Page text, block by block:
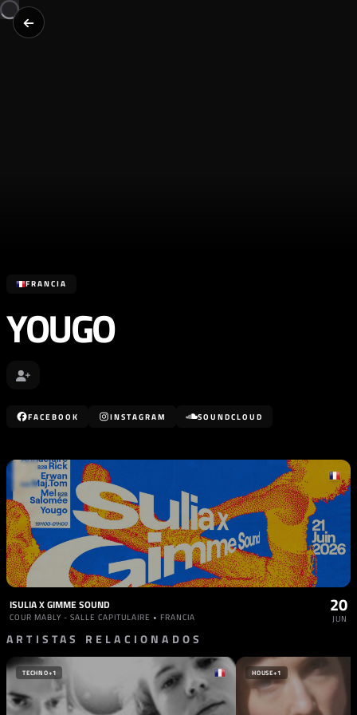
FRANCIA
YOUGO
FACEBOOK INSTAGRAM SOUNDCLOUD
ISULIA X GIMME SOUND
COUR MABLY - SALLE CAPITULAIRE • FRANCIA
20
JUN
ARTISTAS RELACIONADOS
TECHNO+1 HOUSE+1